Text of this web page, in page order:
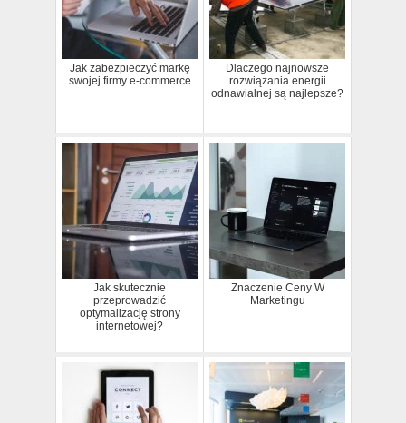
Jak zabezpieczyć markę
swojej firmy e-commerce
Dlaczego najnowsze
rozwiązania energii
odnawialnej są najlepsze?
Jak skutecznie
przeprowadzić
optymalizację strony
internetowej?
Znaczenie Ceny W
Marketingu